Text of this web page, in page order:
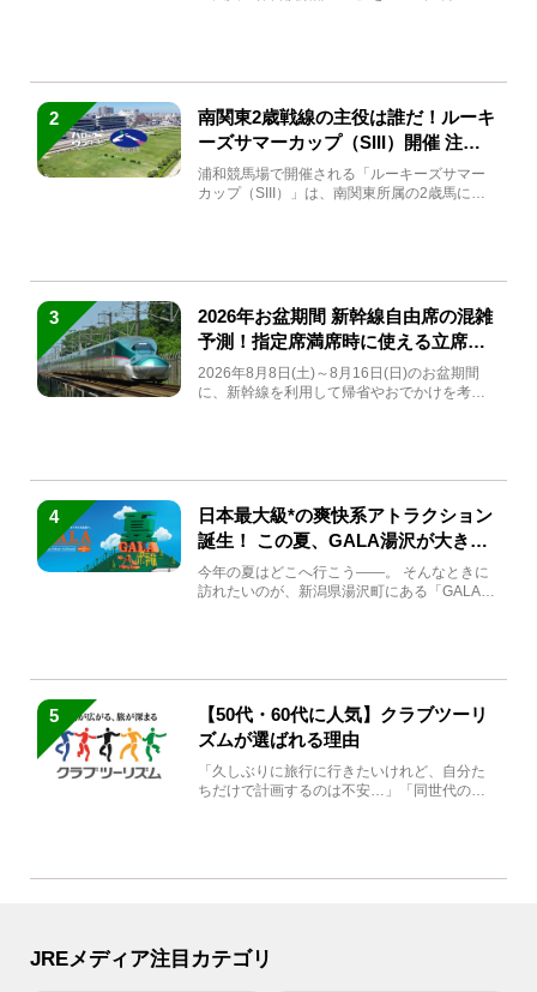
2
南関東2歳戦線の主役は誰だ！ルーキ
ーズサマーカップ（SIII）開催 注目
馬と見どころをチェック
浦和競馬場で開催される「ルーキーズサマー
カップ（SIII）」は、南関東所属の2歳馬によ
3
2026年お盆期間 新幹線自由席の混雑
予測！指定席満席時に使える立席特
急券も解説
2026年8月8日(土)～8月16日(日)のお盆期間
に、新幹線を利用して帰省やおでかけを考え
4
日本最大級*の爽快系アトラクション
誕生！ この夏、GALA湯沢が大きく
生まれ変わる
今年の夏はどこへ行こう――。 そんなときに
訪れたいのが、新潟県湯沢町にある「GALA湯
5
【50代・60代に人気】クラブツーリ
ズムが選ばれる理由
「久しぶりに旅行に行きたいけれど、自分た
ちだけで計画するのは不安…」「同世代の方
JREメディア注目カテゴリ